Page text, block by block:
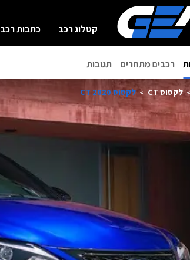
קטלוג רכב כתבות רכב
רכבים מתחרים תגובות
לקסוס CT לקסוס CT 2020